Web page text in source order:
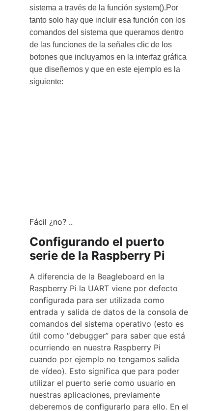
sistema a través de la función system().Por
tanto solo hay que incluir esa función con los
comandos del sistema que queramos dentro
de las funciones de la señales clic de los
botones que incluyamos en la interfaz gráfica
que diseñemos y que en este ejemplo es la
siguiente:
Fácil ¿no? ..
Configurando el puerto
serie de la Raspberry Pi
A diferencia de la Beagleboard en la
Raspberry Pi la UART viene por defecto
configurada para ser utilizada como
entrada y salida de datos de la consola de
comandos del sistema operativo (esto es
útil como “debugger” para saber que está
ocurriendo en nuestra Raspberry Pi
cuando por ejemplo no tengamos salida
de vídeo). Esto significa que para poder
utilizar el puerto serie como usuario en
nuestras aplicaciones, previamente
deberemos de configurarlo para ello. En el